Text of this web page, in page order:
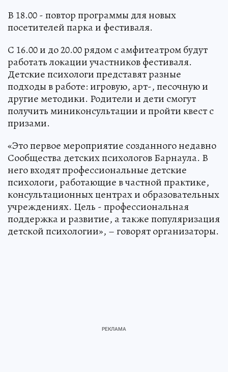
В 18.00 - повтор программы для новых
посетителей парка и фестиваля.
С 16.00 и до 20.00 рядом с амфитеатром будут
работать локации участников фестиваля.
Детские психологи представят разные
подходы в работе: игровую, арт-, песочную и
другие методики. Родители и дети смогут
получить миниконсультации и пройти квест с
призами.
«Это первое мероприятие созданного недавно
Сообщества детских психологов Барнаула. В
него входят профессиональные детские
психологи, работающие в частной практике,
консультационных центрах и образовательных
учреждениях. Цель - профессиональная
поддержка и развитие, а также популяризация
детской психологии», – говорят организаторы.